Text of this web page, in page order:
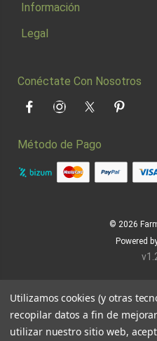
Información
Legal
Conéctate Con Nosotros
FacebookInstagramTwitter Pinterest
Método de Pago
© 2026
Powered
Utilizamos cookies (y otras
recopilar datos a fin de
utilizar nuestro sitio web,